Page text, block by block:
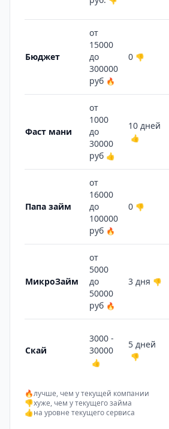
Бюджет
от
15000
до
300000
руб 🔥
0 👎
Фаст мани
от
1000
до
30000
руб 👍
10 дней
👍
Папа займ
от
16000
до
100000
руб 🔥
0 👎
МикроЗайм
от
5000
до
50000
руб 🔥
3 дня 👎
Скай
3000 -
30000
👍
5 дней
👎
🔥лучше, чем у текущей компании
👎хуже, чем у текущего займа
👍на уровне текущего сервиса